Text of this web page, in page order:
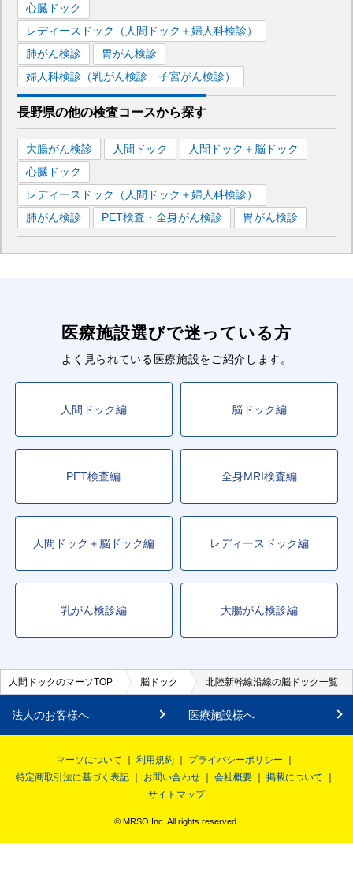
心臓ドック
レディースドック（人間ドック＋婦人科検診）
肺がん検診
胃がん検診
婦人科検診（乳がん検診、子宮がん検診）
長野県の他の検査コースから探す
大腸がん検診 人間ドック
人間ドック＋脳ドック
心臓ドック
レディースドック（人間ドック＋婦人科検診）
肺がん検診
PET検査・全身がん検診 胃がん検診
医療施設選びで迷っている方
よく見られている医療施設をご紹介します。
人間ドック編 脳ドック編
PET検査編 全身MRI検査編
人間ドック＋脳ドック編 レディースドック編
乳がん検診編 大腸がん検診編
人間ドックのマーソTOP 脳ドック 北陸新幹線沿線の脳ドック一覧
法人のお客様へ 医療施設様へ
マーソについて 利用規約
プライバシーポリシー
特定商取引法に基づく表記
お問い合わせ 会社概要
掲載について
サイトマップ
© MRSO Inc. All rights reserved.